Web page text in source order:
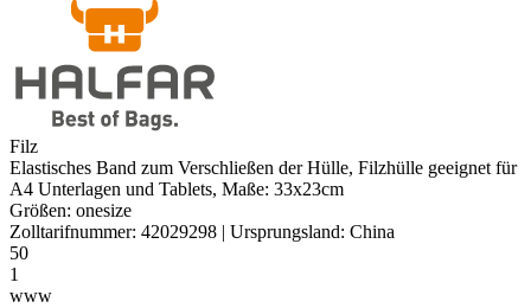
Filz
Elastisches Band zum Verschließen der Hülle, Filzhülle geeignet für
A4 Unterlagen und Tablets, Maße: 33x23cm
Größen: onesize
Zolltarifnummer: 42029298 | Ursprungsland: China
50
1
www